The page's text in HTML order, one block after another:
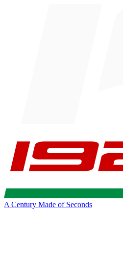
A Century Made of Seconds